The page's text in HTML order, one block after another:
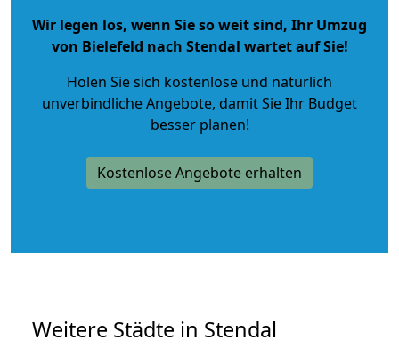
Wir legen los, wenn Sie so weit sind, Ihr Umzug
von Bielefeld nach Stendal wartet auf Sie!
Holen Sie sich kostenlose und natürlich
unverbindliche Angebote, damit Sie Ihr Budget
besser planen!
Kostenlose Angebote erhalten
Weitere Städte in Stendal